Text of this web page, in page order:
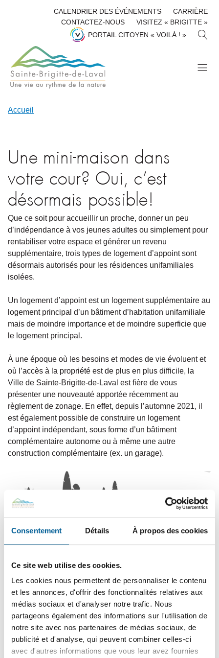
Consentement Détails À propos des cookies
Ce site web utilise des cookies.
Les cookies nous permettent de personnaliser le contenu
et les annonces, d'offrir des fonctionnalités relatives aux
médias sociaux et d'analyser notre trafic. Nous
partageons également des informations sur l'utilisation de
notre site avec nos partenaires de médias sociaux, de
publicité et d'analyse, qui peuvent combiner celles-ci
avec d'autres informations que vous leur avez fournies
CALENDRIER DES ÉVÉNEMENTS
CARRIÈRE
CONTACTEZ-NOUS
VISITEZ « BRIGITTE »
PORTAIL CITOYEN « VOILÀ ! »
H
Accueil
Une mini-maison dans
votre cour? Oui, c’est
désormais possible!
Que ce soit pour accueillir un proche, donner un peu
d’indépendance à vos jeunes adultes ou simplement pour
rentabiliser votre espace et générer un revenu
supplémentaire, trois types de logement d’appoint sont
désormais autorisés pour les résidences unifamiliales
isolées.
Un logement d’appoint est un logement supplémentaire au
logement principal d’un bâtiment d’habitation unifamiliale
mais de moindre importance et de moindre superficie que
le logement principal.
À une époque où les besoins et modes de vie évoluent et
où l’accès à la propriété est de plus en plus difficile, la
Ville de Sainte-Brigitte-de-Laval est fière de vous
présenter une nouveauté apportée récemment au
règlement de zonage. En effet, depuis l’automne 2021, il
est également possible de construire un logement
d’appoint indépendant, sous forme d’un bâtiment
complémentaire autonome ou à même une autre
construction complémentaire (ex. un garage).
981-25 – Règlement de zonage
Dans tous les cas, le logement d’appoint doit demeurer
secondaire à la résidence principale. La superficie
maximale du logement d’appoint est de 40% de celle de la
résidence.